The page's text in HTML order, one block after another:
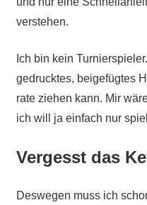
verstehen.
Ich bin kein
gedrucktes, beigefügtes
rate ziehen kann. Mir
ich will ja einfach nur
Vergesst das
Deswegen muss ich